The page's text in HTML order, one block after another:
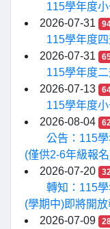
115學年度
2026-07-31
115學年度
2026-07-31
115學年度
2026-07-13
115學年度
2026-08-04
公告：115
(僅供2-6年級報
2026-07-20
轉知：115
(學期中)即將開放
2026-07-09